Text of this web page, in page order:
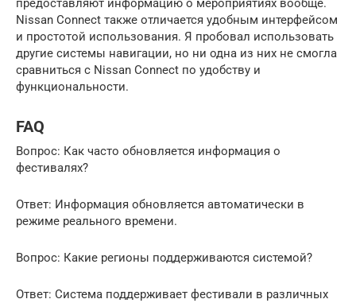
предоставляют информацию о мероприятиях вообще.
Nissan Connect также отличается удобным интерфейсом
и простотой использования. Я пробовал использовать
другие системы навигации, но ни одна из них не смогла
сравниться с Nissan Connect по удобству и
функциональности.
FAQ
Вопрос: Как часто обновляется информация о
фестивалях?
Ответ: Информация обновляется автоматически в
режиме реального времени.
Вопрос: Какие регионы поддерживаются системой?
Ответ: Система поддерживает фестивали в различных